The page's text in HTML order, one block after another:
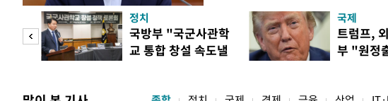
지적에 대해 "사는(실거주) 30억원 이
어들고 나중에 팔 때 양도세도 줄어든
총리는 이날 오전 MBC 라디오 '김종배
터뷰에서 "이게(30억원 이하 주택이)
정치
국방부 "국군사관학
교 통합 창설 속도낼
국제
트럼프,
부 "원정